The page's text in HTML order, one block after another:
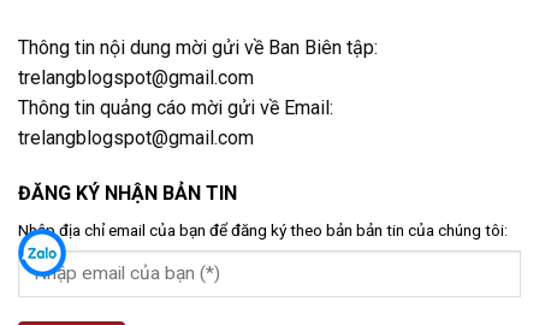
Thông tin nội dung mời gửi về Ban Biên tập:
trelangblogspot@gmail.com
Thông tin quảng cáo mời gửi về Email:
trelangblogspot@gmail.com
ĐĂNG KÝ NHẬN BẢN TIN
Nhập địa chỉ email của bạn để đăng ký theo bản bản tin của chúng tôi: